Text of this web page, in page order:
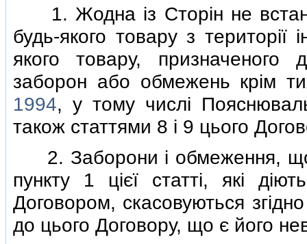
1. Жодна iз Сторiн не
будь-якого товару з
якого товару,
заборон або обмежень крiм
1994, у тому числi
також статтями 8 i 9 цього
2. Заборони i обмеження, що
пункту 1 цiєї статтi, якi
Договором, скасовуються
до цього Договору, що є його